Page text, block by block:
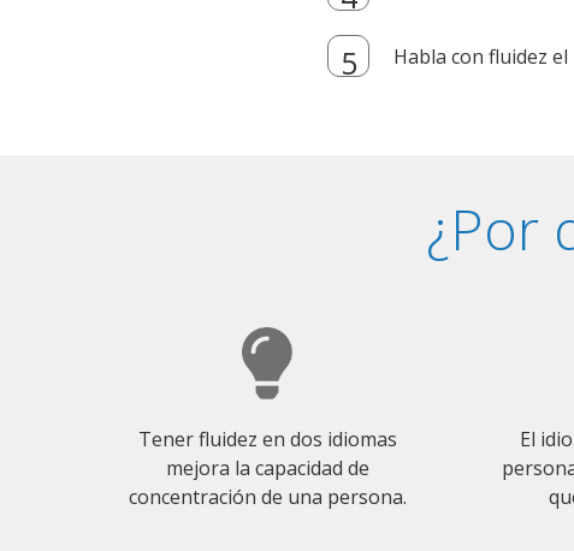
Habla con fluidez
¿Por
Tener fluidez en dos idiomas
mejora la capacidad de
concentración de una persona.
El